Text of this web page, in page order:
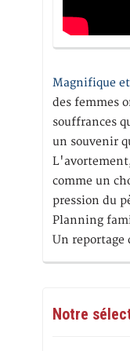
Magnifique
des femmes
souffrances
un souvenir
comme un
pression du
Planning
Un reportage
Notre